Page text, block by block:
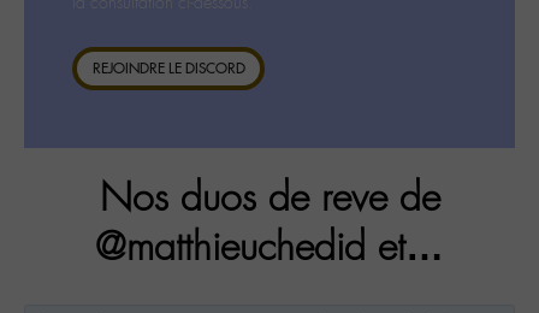
REJOINDRE LE DISCORD
Nos duos de reve de
@matthieuchedid et…